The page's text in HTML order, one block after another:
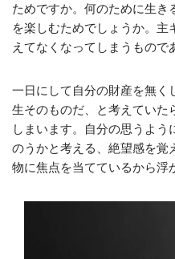
ためですか。何のために生き
を楽しむためでしょうか。主
えてなくなってしまうもので
一日にして自分の財産を無く
生そのものだ、と考えていた
しまいます。自分の思うよ
のうかと考える、絶望感を覚
物に焦点を当てているから浮